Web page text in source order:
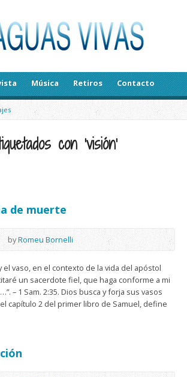
Música Retiros Contacto
con ‘visión’
de muerte
byRomeu Bornelli
el vaso, en el contexto de la vida del apóstol
un sacerdote fiel, que haga conforme a mi
– 1 Sam. 2:35. Dios busca y forja sus vasos
capítulo 2 del primer libro de Samuel, define